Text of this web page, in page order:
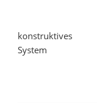
konstruktives
System